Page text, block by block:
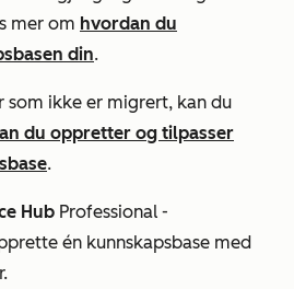
mer om hvordan du
din.
som ikke er migrert, kan du
du oppretter og tilpasser
.
Hub Professional -
én kunnskapsbase med